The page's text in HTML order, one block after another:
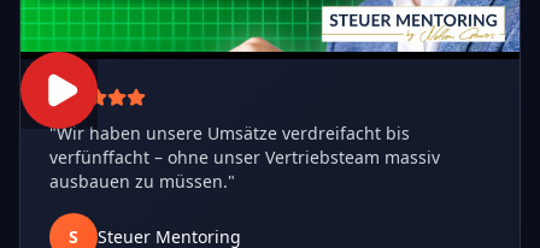
"Wir haben unsere Umsätze verdreifacht bis
verfünffacht – ohne unser Vertriebsteam massiv
ausbauen zu müssen."
S Steuer Mentoring